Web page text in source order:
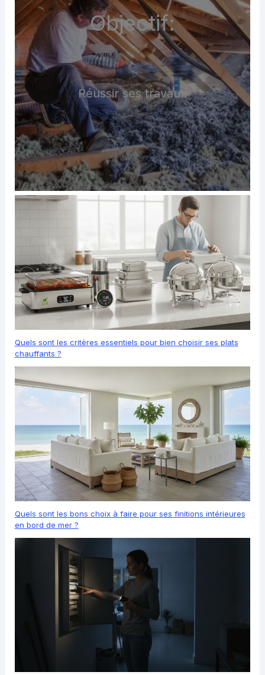
Objectif:
Réussir ses travaux
Quels sont les critères essentiels pour bien choisir ses plats
chauffants ?
Quels sont les bons choix à faire pour ses finitions intérieures
en bord de mer ?